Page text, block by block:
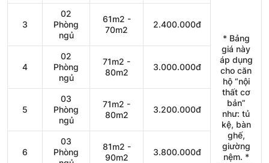
* Bảng
giá này
áp dụng
cho căn
hộ “nội
thất cơ
bản”
như: tủ
kệ, bàn
ghế,
giường
nệm. *
3
02
Phòng
ngủ
61m2 -
70m2
2.400.000đ
4
02
Phòng
ngủ
71m2 -
80m2
3.000.000đ
5
03
Phòng
ngủ
71m2 -
80m2
3.200.000đ
6
03
Phòng
81m2 -
90m2
3.800.000đ